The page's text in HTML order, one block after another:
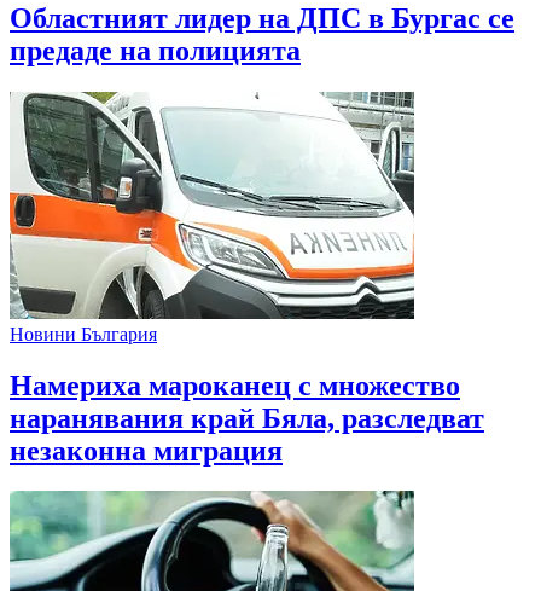
Областният лидер на ДПС в Бургас се
предаде на полицията
Новини България
Намериха мароканец с множество
наранявания край Бяла, разследват
незаконна миграция